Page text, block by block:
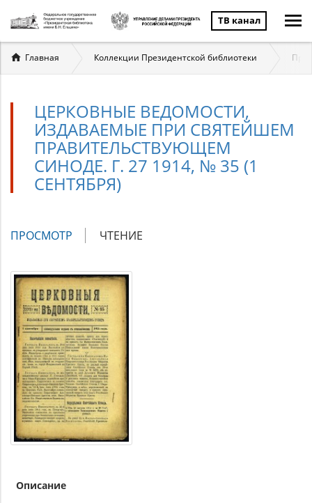
ТВ канал
Вы
здесь
Главная Коллекции Президентской библиотеки
ЦЕРКОВНЫЕ ВЕДОМОСТИ,
ИЗДАВАЕМЫЕ ПРИ СВЯТЕЙШЕМ
ПРАВИТЕЛЬСТВУЮЩЕМ
СИНОДЕ. Г. 27 1914, № 35 (1
СЕНТЯБРЯ)
Главные
ПРОСМОТР (АКТИВНАЯ
ЧТЕНИЕ
Описание